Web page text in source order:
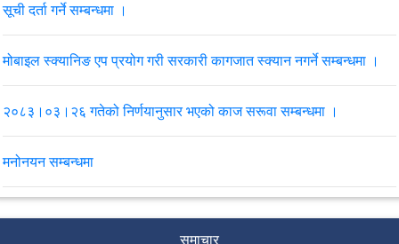
सूची दर्ता गर्ने सम्बन्धमा ।
मोबाइल स्क्यानिङ एप प्रयोग गरी सरकारी कागजात स्क्यान नगर्ने सम्बन्धमा ।
२०८३।०३।२६ गतेको निर्णयानुसार भएको काज सरूवा सम्बन्धमा ।
मनोनयन सम्बन्धमा
समाचार